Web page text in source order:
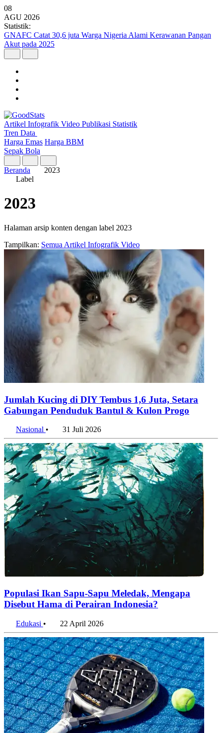
08
AGU 2026
Statistik:
Kunjungan Wisatawan Mancanegara Tembus 7 Juta per Semester I
2026
Artikel Infografik Video Publikasi Statistik
Tren Data
Harga Emas Harga BBM
Sepak Bola
Beranda
2023
Label
2023
Halaman arsip konten dengan label 2023
Tampilkan: Semua Artikel Infografik Video
Jumlah Kucing di DIY Tembus 1,6 Juta, Setara
Gabungan Penduduk Bantul & Kulon Progo
Nasional • 31 Juli 2026
Populasi Ikan Sapu-Sapu Meledak, Mengapa
Disebut Hama di Perairan Indonesia?
Edukasi • 22 April 2026